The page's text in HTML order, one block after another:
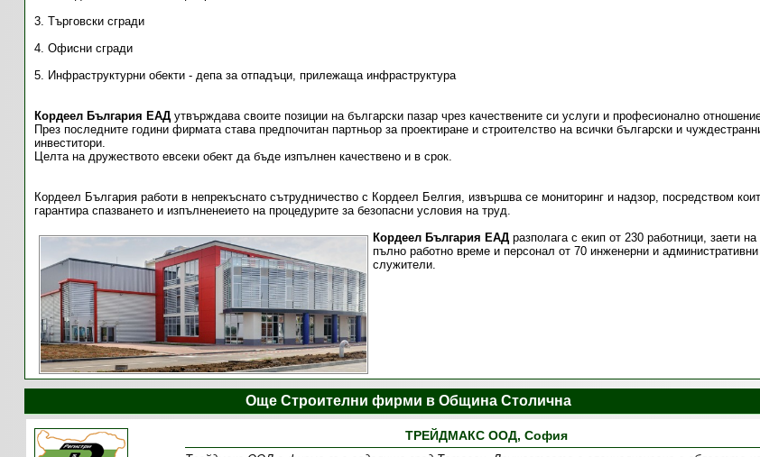
3. Търговски сгради
4. Офисни сгради
5. Инфраструктурни обекти - депа за отпадъци, прилежаща инфраструктура
Кордеел България ЕАДутвърждава своите позиции на български пазар чрез качествените си услуги и професионално
През последните години фирмата става предпочитан партньор за проектиране и строителство на всички български и
инвеститори.
Целта на дружеството евсеки обект да бъде изпълнен качествено и в срок.
Кордеел България работи в непрекъснато сътрудничество с Кордеел Белгия, извършва се мониторинг и надзор, посредством
гарантира спазването и изпълненеието на процедурите за безопасни условия на труд.
Кордеел България ЕАД разполага с екип от 230 работници, заети на
пълно работно време и персонал от 70 инженерни и административни
служители.
Още Строителни фирми в Община Столична
ТРЕЙДМАКС ООД, София